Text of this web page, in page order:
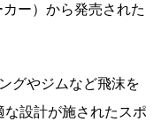
ー）から発売された
グやジムなど飛沫を
設計が施されたスポ